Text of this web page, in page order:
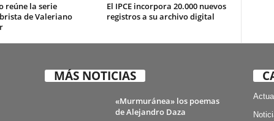
reúne la serie
de Valeriano
El IPCE incorpora 20.000 nuevos
registros a su archivo digital
MÁS NOTICIAS
«Murmuránea» los poemas
de Alejandro Daza